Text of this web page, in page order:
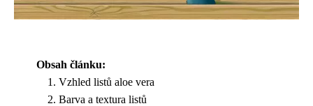
Obsah článku:
Vzhled listů aloe vera
Barva a textura listů